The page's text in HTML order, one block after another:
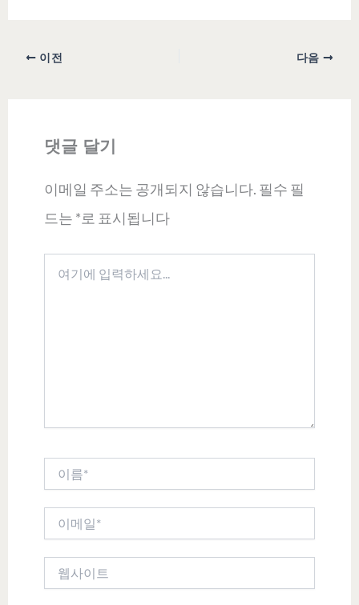
이전 다음
댓글 달기
이메일 주소는 공개되지 않습니다. 필수 필
드는 *로 표시됩니다
*